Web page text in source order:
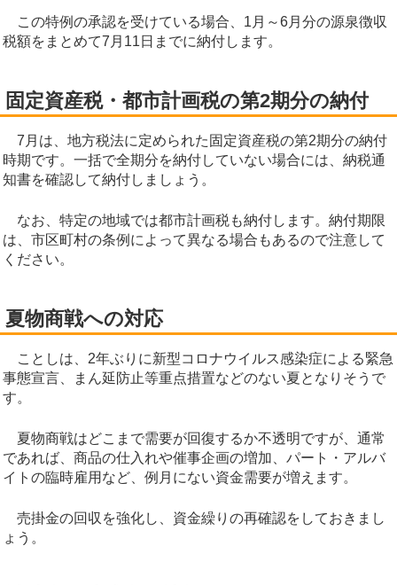
この特例の承認を受けている場合、1月～6月分の源泉徴収
税額をまとめて7月11日までに納付します。
固定資産税・都市計画税の第2期分の納付
7月は、地方税法に定められた固定資産税の第2期分の納付
時期です。一括で全期分を納付していない場合には、納税通
知書を確認して納付しましょう。
なお、特定の地域では都市計画税も納付します。納付期限
は、市区町村の条例によって異なる場合もあるので注意して
ください。
夏物商戦への対応
ことしは、2年ぶりに新型コロナウイルス感染症による緊急
事態宣言、まん延防止等重点措置などのない夏となりそうで
す。
夏物商戦はどこまで需要が回復するか不透明ですが、通常
であれば、商品の仕入れや催事企画の増加、パート・アルバ
イトの臨時雇用など、例月にない資金需要が増えます。
売掛金の回収を強化し、資金繰りの再確認をしておきまし
ょう。